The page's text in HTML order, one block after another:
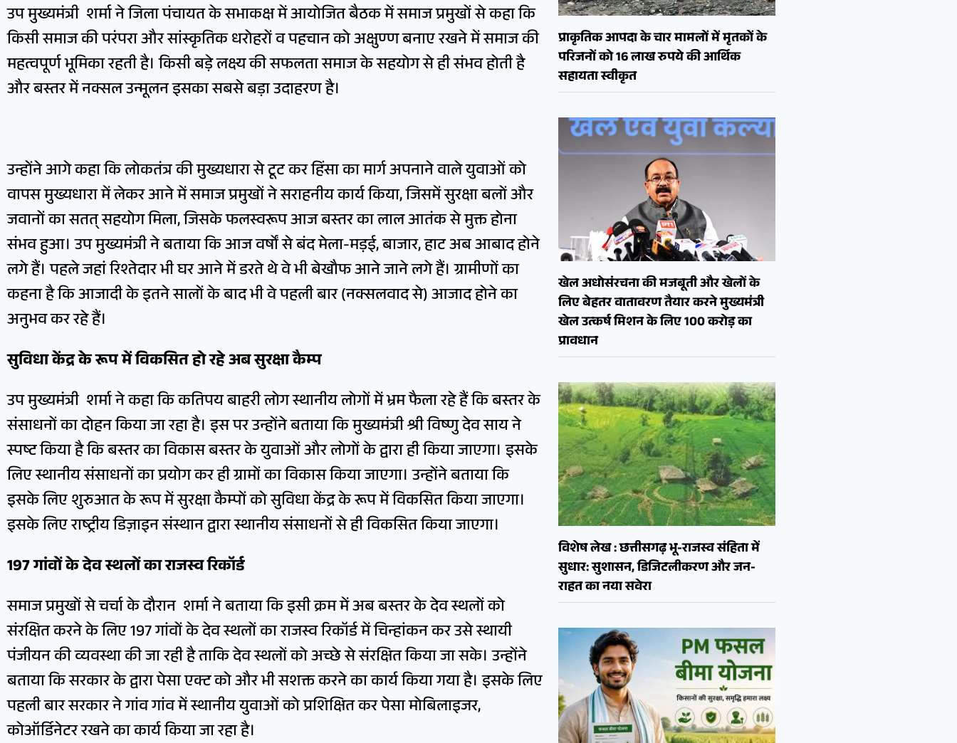
उप मुख्यमंत्री शर्मा ने जिला पंचायत के सभाकक्ष में आयोजित बैठक में समाज प्रमुखों से कहा कि
किसी समाज की परंपरा और सांस्कृतिक धरोहरों व पहचान को अक्षुण्ण बनाए रखने में समाज की
महत्वपूर्ण भूमिका रहती है। किसी बड़े लक्ष्य की सफलता समाज के सहयोग से ही संभव होती है
और बस्तर में नक्सल उन्मूलन इसका सबसे बड़ा उदाहरण है।
उन्होंने आगे कहा कि लोकतंत्र की मुख्यधारा से टूट कर हिंसा का मार्ग अपनाने वाले युवाओं को
वापस मुख्यधारा में लेकर आने में समाज प्रमुखों ने सराहनीय कार्य किया, जिसमें सुरक्षा बलों और
जवानों का सतत् सहयोग मिला, जिसके फलस्वरूप आज बस्तर का लाल आतंक से मुक्त होना
संभव हुआ। उप मुख्यमंत्री ने बताया कि आज वर्षों से बंद मेला-मड़ई, बाजार, हाट अब आबाद होने
लगे हैं। पहले जहां रिश्तेदार भी घर आने में डरते थे वे भी बेखौफ आने जाने लगे हैं। ग्रामीणों का
कहना है कि आजादी के इतने सालों के बाद भी वे पहली बार (नक्सलवाद से) आजाद होने का
अनुभव कर रहे हैं।
सुविधा केंद्र के रूप में विकसित हो रहे अब सुरक्षा कैम्प
उप मुख्यमंत्री शर्मा ने कहा कि कतिपय बाहरी लोग स्थानीय लोगों में भ्रम फैला रहे हैं कि बस्तर के
संसाधनों का दोहन किया जा रहा है। इस पर उन्होंने बताया कि मुख्यमंत्री श्री विष्णु देव साय ने
स्पष्ट किया है कि बस्तर का विकास बस्तर के युवाओं और लोगों के द्वारा ही किया जाएगा। इसके
लिए स्थानीय संसाधनों का प्रयोग कर ही ग्रामों का विकास किया जाएगा। उन्होंने बताया कि
इसके लिए शुरुआत के रूप में सुरक्षा कैम्पों को सुविधा केंद्र के रूप में विकसित किया जाएगा।
इसके लिए राष्ट्रीय डिज़ाइन संस्थान द्वारा स्थानीय संसाधनों से ही विकसित किया जाएगा।
197 गांवों के देव स्थलों का राजस्व रिकॉर्ड
समाज प्रमुखों से चर्चा के दौरान शर्मा ने बताया कि इसी क्रम में अब बस्तर के देव स्थलों को
संरक्षित करने के लिए 197 गांवों के देव स्थलों का राजस्व रिकॉर्ड में चिन्हांकन कर उसे स्थायी
पंजीयन की व्यवस्था की जा रही है ताकि देव स्थलों को अच्छे से संरक्षित किया जा सके। उन्होंने
बताया कि सरकार के द्वारा पेसा एक्ट को और भी सशक्त करने का कार्य किया गया है। इसके लिए
पहली बार सरकार ने गांव गांव में स्थानीय युवाओं को प्रशिक्षित कर पेसा मोबिलाइजर,
कोऑर्डिनेटर रखने का कार्य किया जा रहा है।
प्राकृतिक आपदा के चार मामलों में मृतकों के
परिजनों को 16 लाख रुपये की आर्थिक
सहायता स्वीकृत
खेल अधोसंरचना की मजबूती और खेलों के
लिए बेहतर वातावरण तैयार करने मुख्यमंत्री
खेल उत्कर्ष मिशन के लिए 100 करोड़ का
प्रावधान
विशेष लेख : छत्तीसगढ़ भू-राजस्व संहिता में
सुधार: सुशासन, डिजिटलीकरण और जन-
राहत का नया सवेरा